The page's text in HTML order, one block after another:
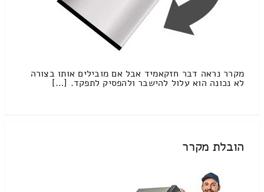
מקרר נראה דבר חזקאמיד אבל אם מובילים אותו בצורה
לא נכונה הוא עלול להישבר ולהפסיק לתפקד. […]
הובלת מקרר